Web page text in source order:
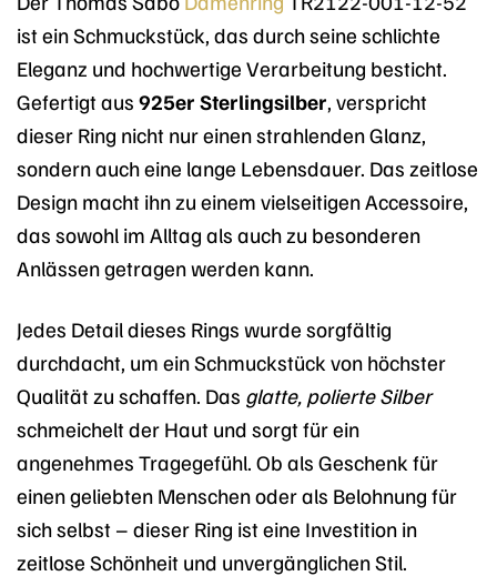
ist ein Schmuckstück, das durch seine schlichte
Eleganz und hochwertige Verarbeitung besticht.
Gefertigt aus 925er Sterlingsilber, verspricht
dieser Ring nicht nur einen strahlenden Glanz,
sondern auch eine lange Lebensdauer. Das zeitlose
Design macht ihn zu einem vielseitigen Accessoire,
das sowohl im Alltag als auch zu besonderen
Anlässen getragen werden kann.
Jedes Detail dieses Rings wurde sorgfältig
durchdacht, um ein Schmuckstück von höchster
Qualität zu schaffen. Das glatte, polierte Silber
schmeichelt der Haut und sorgt für ein
angenehmes Tragegefühl. Ob als Geschenk für
einen geliebten Menschen oder als Belohnung für
sich selbst – dieser Ring ist eine Investition in
zeitlose Schönheit und unvergänglichen Stil.